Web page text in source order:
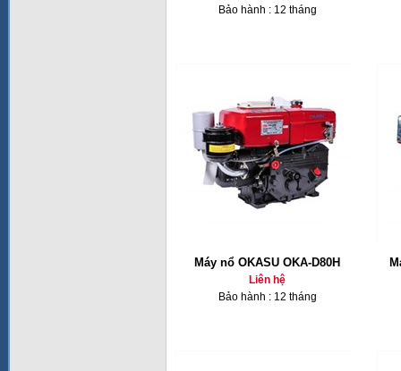
Bảo hành : 12 tháng
Máy nổ OKASU OKA-D80H
Liên hệ
Bảo hành : 12 tháng